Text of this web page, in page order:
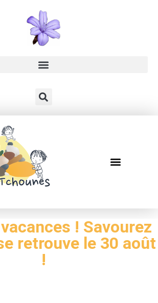
! Savourez
retrouve le 30 août
!